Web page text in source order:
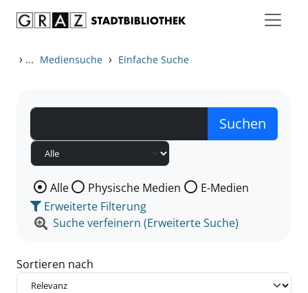
› ... Mediensuche › Einfache Suche
Wählen Sie die Medienart nach der Sie suchen wollen.
Alle Physische Medien
E-Medien
Erweiterte Filterung
Suche verfeinern (Erweiterte Suche)
Sortieren nach